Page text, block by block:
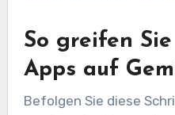
So greifen
Apps auf
Befolgen Sie diese